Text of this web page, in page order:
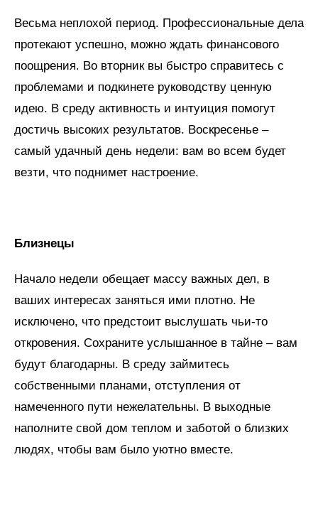
Весьма неплохой период. Профессиональные дела
протекают успешно, можно ждать финансового
поощрения. Во вторник вы быстро справитесь с
проблемами и подкинете руководству ценную
идею. В среду активность и интуиция помогут
достичь высоких результатов. Воскресенье –
самый удачный день недели: вам во всем будет
везти, что поднимет настроение.
Близнецы
Начало недели обещает массу важных дел, в
ваших интересах заняться ими плотно. Не
исключено, что предстоит выслушать чьи-то
откровения. Сохраните услышанное в тайне – вам
будут благодарны. В среду займитесь
собственными планами, отступления от
намеченного пути нежелательны. В выходные
наполните свой дом теплом и заботой о близких
людях, чтобы вам было уютно вместе.